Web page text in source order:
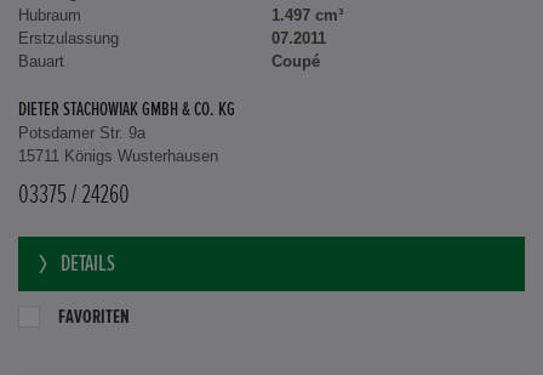
Hubraum
1.497 cm³
Erstzulassung
07.2011
Bauart
Coupé
DIETER STACHOWIAK GMBH & CO. KG
Potsdamer Str. 9a
15711 Königs Wusterhausen
03375 / 24260
DETAILS
FAVORITEN